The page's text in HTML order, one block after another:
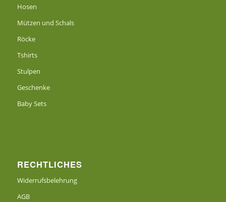
Hosen
Mützen und Schals
Röcke
Tshirts
Stulpen
Geschenke
Baby Sets
RECHTLICHES
Widerrufsbelehrung
AGB